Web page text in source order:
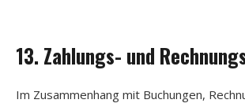
13. Zahlungs- und
Im Zusammenhang mit Buchungen,